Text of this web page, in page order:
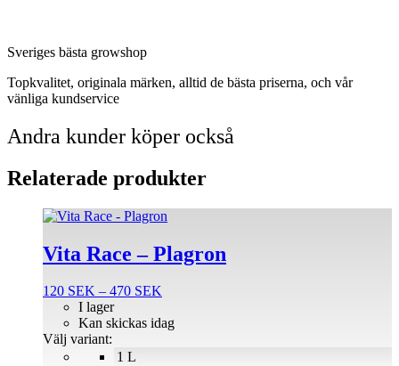
Sveriges bästa growshop
Topkvalitet, originala märken, alltid de bästa priserna, och vår
vänliga kundservice
Andra kunder köper också
Relaterade produkter
Vita Race – Plagron
120 SEK – 470 SEK
till
1 L
I lager
Kan skickas idag
Välj variant:
Den
produkten
har
varianter.
olika
alternativen